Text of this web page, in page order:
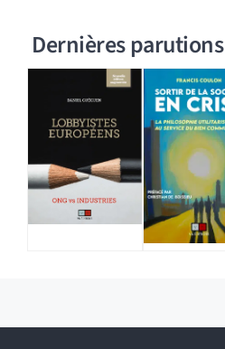
Dernières parutions